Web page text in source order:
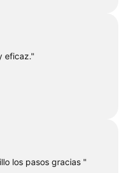
eficaz."
los pasos gracias "